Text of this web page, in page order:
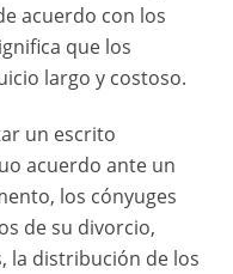
acuerdo con los
que los
largo y costoso.
un escrito
acuerdo ante un
los cónyuges
de su divorcio,
la distribución de los